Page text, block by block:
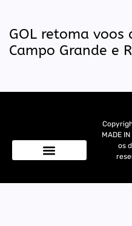
GOL retoma voos
Campo Grande e
MADE
os